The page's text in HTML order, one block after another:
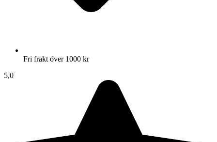
Fri frakt över 1000 kr
5,0